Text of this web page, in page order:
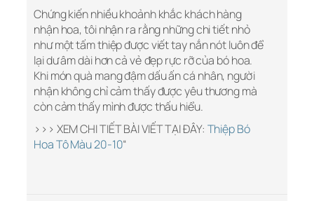
Chứng kiến nhiều khoảnh khắc khách hàng
nhận hoa, tôi nhận ra rằng những chi tiết nhỏ
như một tấm thiệp được viết tay nắn nót luôn để
lại dư âm dài hơn cả vẻ đẹp rực rỡ của bó hoa.
Khi món quà mang đậm dấu ấn cá nhân, người
nhận không chỉ cảm thấy được yêu thương mà
còn cảm thấy mình được thấu hiểu.
>>> XEM CHI TIẾT BÀI VIẾT TẠI ĐÂY: Thiệp Bó
Hoa Tô Màu 20-10“